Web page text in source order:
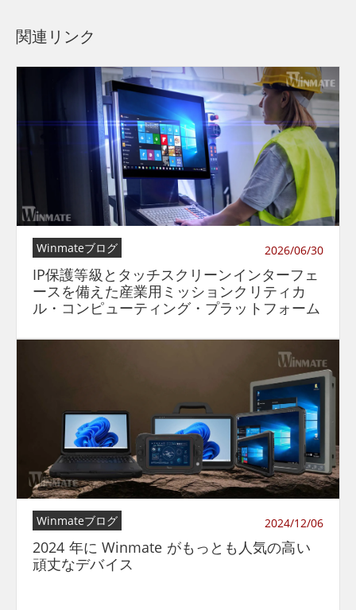
関連リンク
Winmateブログ 2026/06/30
IP保護等級とタッチスクリーンインターフェ
ースを備えた産業用ミッションクリティカ
ル・コンピューティング・プラットフォーム
Winmateブログ 2024/12/06
2024 年に Winmate がもっとも人気の高い
頑丈なデバイス